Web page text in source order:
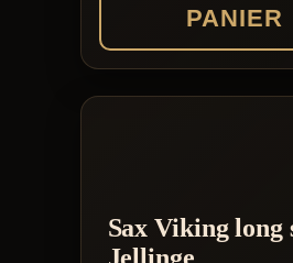
PANIER
Sax Viking long